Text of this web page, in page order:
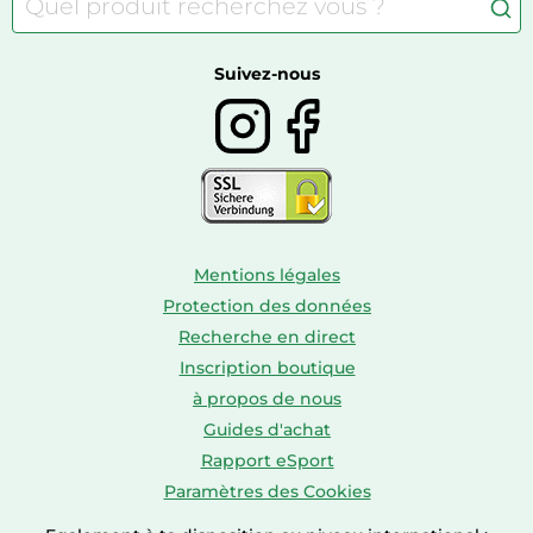
Caravaning
Autour du thé
Autour du vin
Suivez-nous
Mentions légales
Protection des données
Recherche en direct
Inscription boutique
à propos de nous
Guides d'achat
Rapport eSport
Paramètres des Cookies